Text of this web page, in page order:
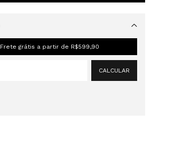
Frete grátis a partir de R$599,90
CALCULAR